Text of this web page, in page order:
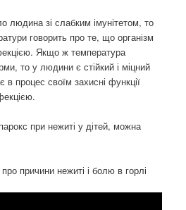
людина зі слабким імунітетом, то
говорить про те, що організм
Якщо ж температура
то у людини є стійкий і міцний
в процес своїм захисні функції
при нежиті у дітей, можна
причини нежиті і болю в горлі